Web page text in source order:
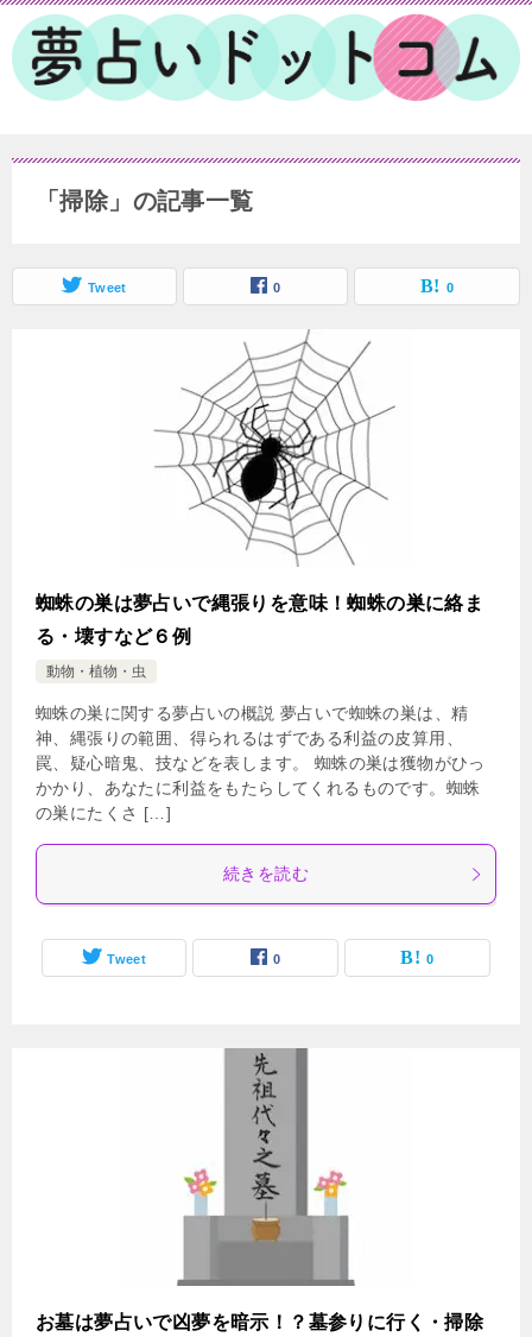
「掃除」の記事一覧
Tweet 0 0
蜘蛛の巣は夢占いで縄張りを意味！蜘蛛の巣に絡ま
る・壊すなど６例
動物・植物・虫
蜘蛛の巣に関する夢占いの概説 夢占いで蜘蛛の巣は、精
神、縄張りの範囲、得られるはずである利益の皮算用、
罠、疑心暗鬼、技などを表します。 蜘蛛の巣は獲物がひっ
かかり、あなたに利益をもたらしてくれるものです。蜘蛛
の巣にたくさ […]
続きを読む
Tweet 0 0
お墓は夢占いで凶夢を暗示！？墓参りに行く・掃除